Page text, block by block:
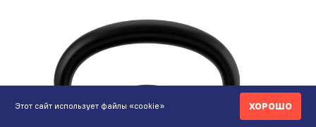
Этот сайт использует файлы «cookie» ХОРОШО